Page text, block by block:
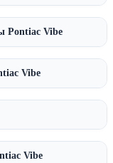
Pontiac Vibe
Vibe
Vibe